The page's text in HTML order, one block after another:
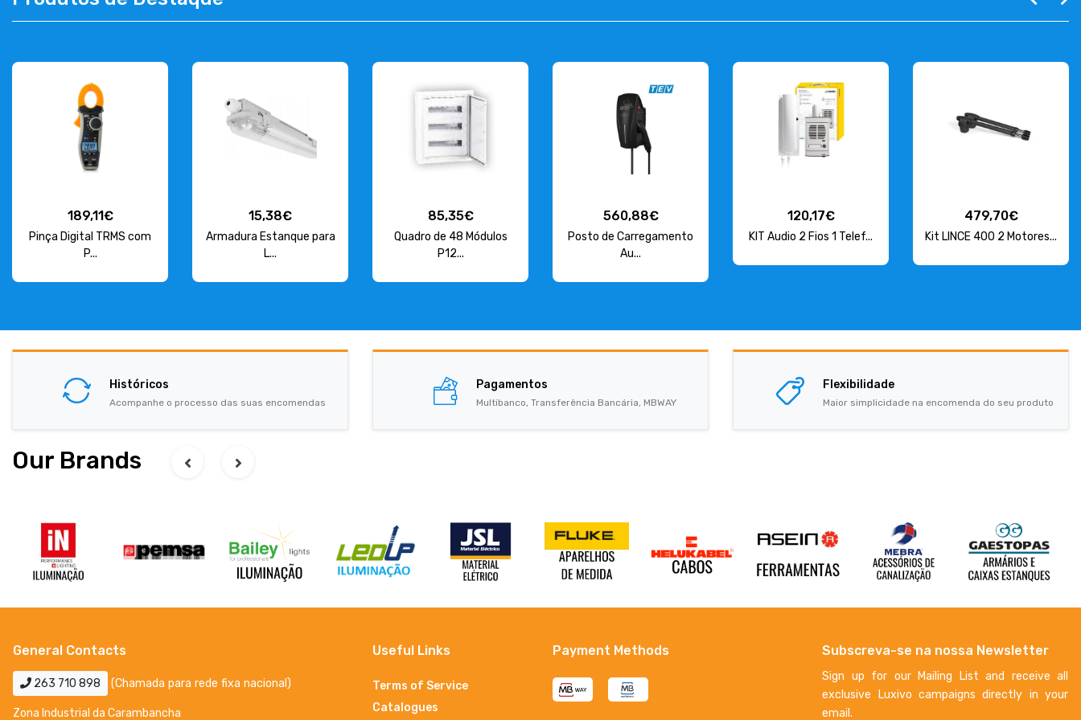
CONTACT
geral@luxivo.pt
189,11€
Pinça Digital TRMS com
P...
15,38€
Armadura Estanque para
L...
85,35€
Quadro de 48 Módulos
P12...
560,88€
Posto de Carregamento
Au...
120,17€
KIT Audio 2 Fios 1 Telef...
479,70€
Kit LINCE 400 2 Motores...
Históricos
Acompanhe o processo das suas encomendas
Pagamentos
Multibanco, Transferência Bancária, MBWAY
Flexibilidade
Maior simplicidade na encomenda do seu produto
Our Brands
General Contacts
263 710 898 (Chamada para rede fixa nacional)
Zona Industrial da Carambancha
Useful Links
Terms of Service
Catalogues
Payment Methods Subscreva-se na nossa Newsletter
Sign up for our Mailing List and receive all
exclusive Luxivo campaigns directly in your
email.